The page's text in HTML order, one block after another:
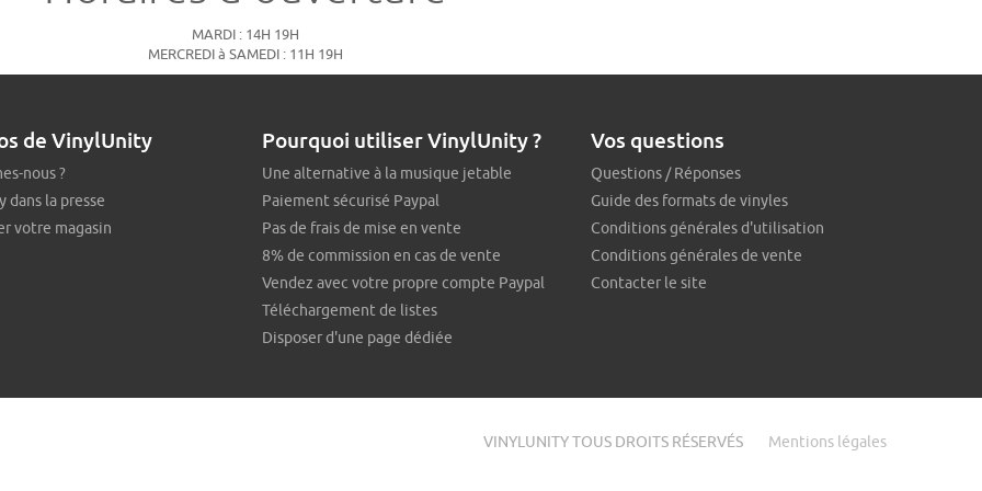
MARDI : 14H 19H
MERCREDI à SAMEDI : 11H 19H
de VinylUnity
nous ?
dans la presse
votre magasin
Pourquoi utiliser VinylUnity ?
Une alternative à la musique jetable
Paiement sécurisé Paypal
Pas de frais de mise en vente
8% de commission en cas de vente
Vendez avec votre propre compte Paypal
Téléchargement de listes
Disposer d'une page dédiée
Vos questions
Questions / Réponses
Guide des formats de vinyles
Conditions générales d'utilisation
Conditions générales de vente
Contacter le site
VINYLUNITY TOUS DROITS RÉSERVÉS Mentions légales